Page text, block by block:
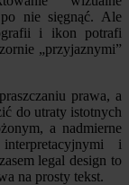
nie sięgnąć. Ale
i ikon potrafi
„przyjaznymi”
prawa, a
do utraty istotnych
a nadmierne
i
legal design to
na prosty tekst.